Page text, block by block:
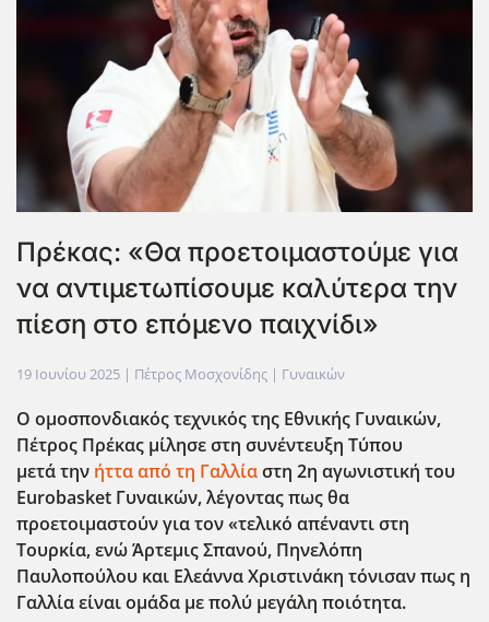
Πρέκας: «Θα προετοιμαστούμε για
να αντιμετωπίσουμε καλύτερα την
πίεση στο επόμενο παιχνίδι»
19 Ιουνίου 2025 | Πέτρος Μοσχονίδης | Γυναικών
Ο ομοσπονδιακός τεχνικ΄ος της Εθνικής Γυναικών,
Πέτρος Πρέκας μίλησε στη συνέντευξη Τύπου
μετά την ήττα από τη Γαλλίαστη 2η αγωνιστική του
Eurobasket Γυναικών, λέγοντας πως θα
προετοιμαστούν για τον «τελικό απέναντι στη
Τουρκία, ενώ Άρτεμις Σπανού, Πηνελόπη
Παυλοπούλου και Ελεάννα Χριστινάκη τόνισαν πως η
Γαλλία είναι ομάδα με πολύ μεγάλη ποιότητα.